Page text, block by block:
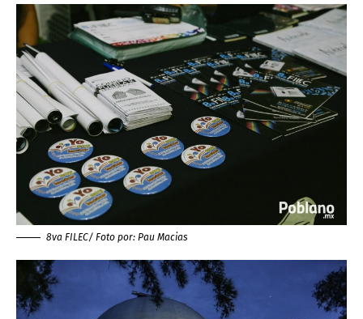
8va FILEC/ Foto por: Pau Macias